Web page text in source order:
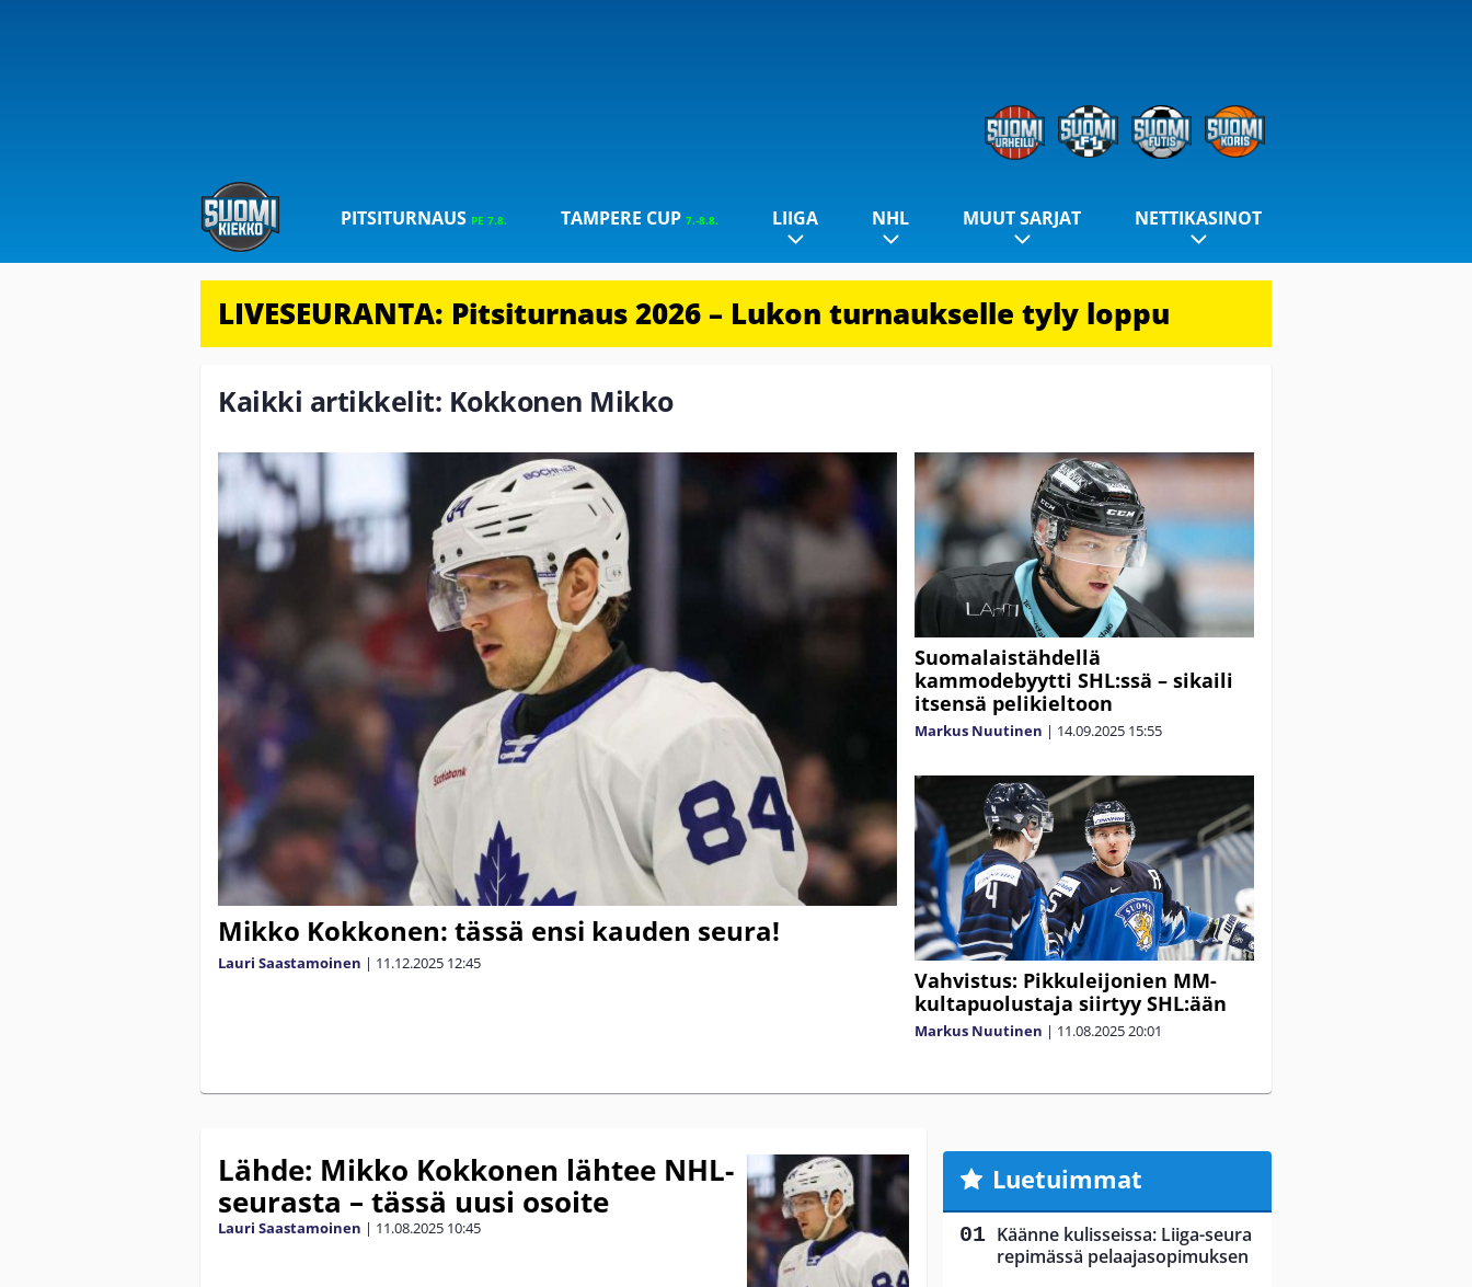
PITSITURNAUS PE 7.8. TAMPERE CUP 7.-8.8. LIIGA NHL MUUT SARJAT NETTIKASINOT
LIVESEURANTA: Pitsiturnaus 2026 – Lukon turnaukselle tyly loppu
Kaikki artikkelit: Kokkonen Mikko
Mikko Kokkonen: tässä ensi kauden seura!
Lauri Saastamoinen | 11.12.2025 12:45
Suomalaistähdellä
kammodebyytti SHL:ssä – sikaili
itsensä pelikieltoon
Markus Nuutinen | 14.09.2025 15:55
Vahvistus: Pikkuleijonien MM-
kultapuolustaja siirtyy SHL:ään
Markus Nuutinen | 11.08.202520:01
Lähde: Mikko Kokkonen lähtee NHL-
seurasta – tässä uusi osoite
Lauri Saastamoinen | 11.08.2025 10:45
Luetuimmat
Käänne kulisseissa: Liiga-seura
repimässä pelaajasopimuksen